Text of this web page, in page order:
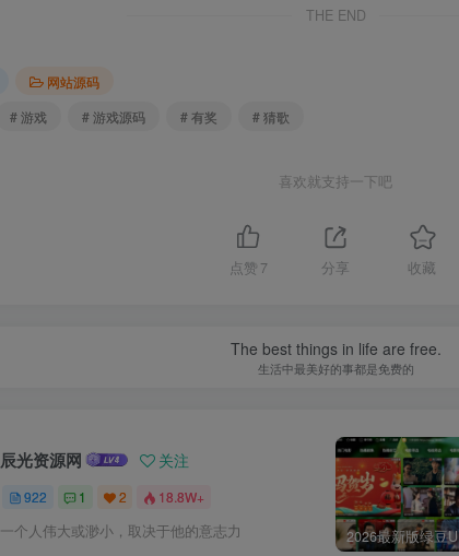
THE END
网站源码
# 游戏 # 游戏源码 # 有奖 # 猜歌
喜欢就支持一下吧
点赞 7 分享 收藏
The best things in life are free.
生活中最美好的事都是免费的
辰光资源网 关注
922 1 2 18.8W+
一个人伟大或渺小，取决于他的意志力